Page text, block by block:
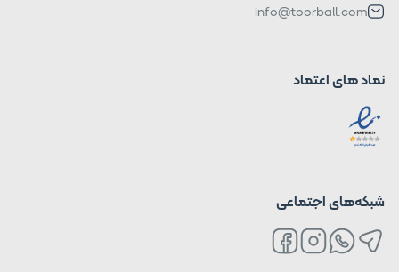
info@toorball.com
نماد های اعتماد
شبکه‌های اجتماعی